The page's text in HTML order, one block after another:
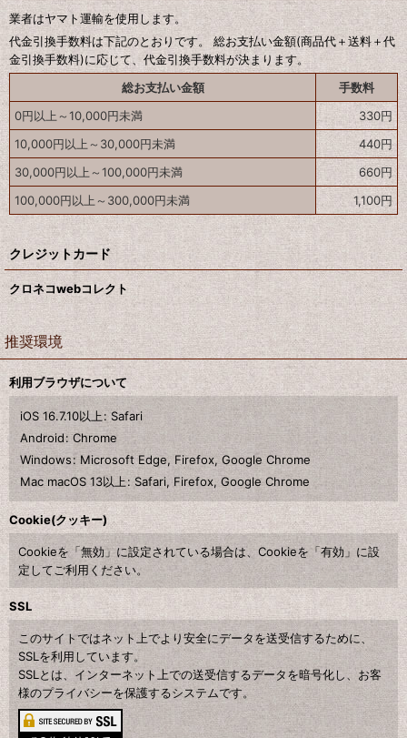
業者はヤマト運輸を使用します。
代金引換手数料は下記のとおりです。 総お支払い金額(商品代＋送料＋代
金引換手数料)に応じて、代金引換手数料が決まります。
総お支払い金額
手数料
0円以上～10,000円未満 330円
10,000円以上～30,000円未満 440円
30,000円以上～100,000円未満 660円
100,000円以上～300,000円未満 1,100円
クレジットカード
クロネコwebコレクト
推奨環境
利用ブラウザについて
iOS 16.7.10以上: Safari
Android: Chrome
Windows: Microsoft Edge, Firefox, Google Chrome
Mac macOS 13以上: Safari, Firefox, Google Chrome
Cookie(クッキー)
Cookieを「無効」に設定されている場合は、Cookieを「有効」に設
定してご利用ください。
SSL
このサイトではネット上でより安全にデータを送受信するために、
SSLを利用しています。
SSLとは、インターネット上での送受信するデータを暗号化し、お客
様のプライバシーを保護するシステムです。